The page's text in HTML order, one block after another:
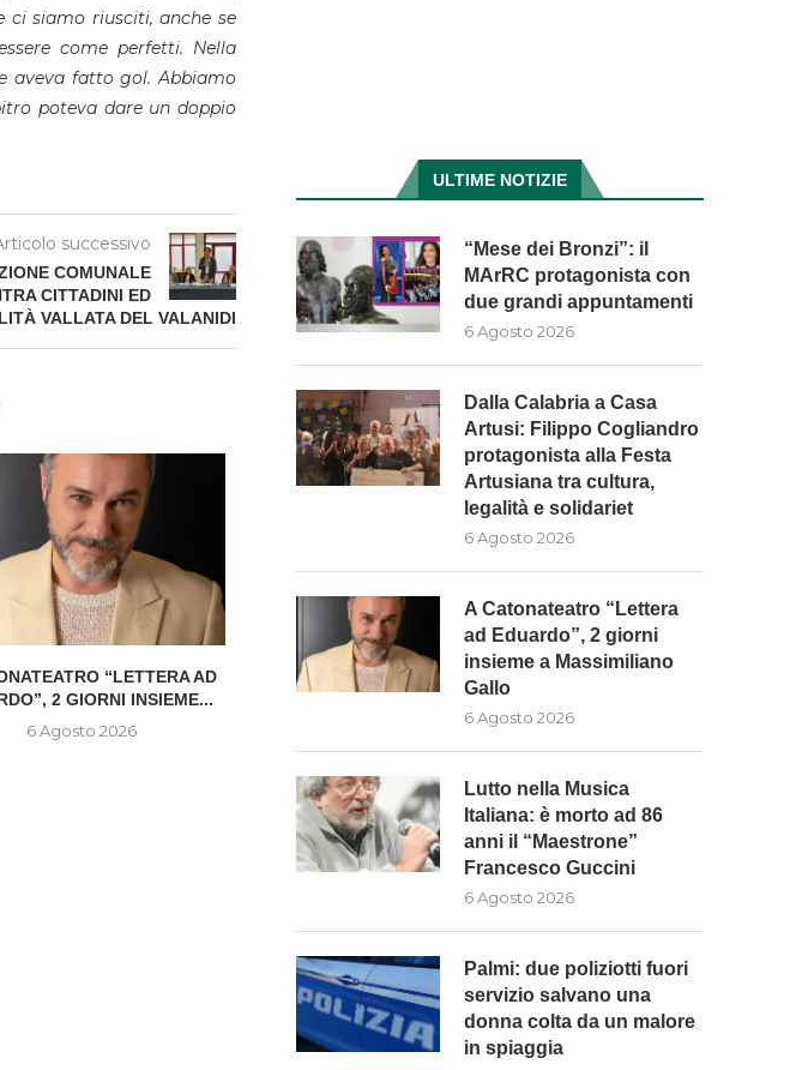
ci siamo riusciti, anche se
come perfetti. Nella
aveva fatto gol. Abbiamo
poteva dare un doppio
successivo
COMUNALE
CITTADINI ED
VALLATA DEL VALANIDI
“LETTERA AD
2 GIORNI INSIEME...
6 Agosto 2026
LUTTO NELLA MUSICA ITALIANA:
ULTIME NOTIZIE
“Mese dei Bronzi”: il
MArRC protagonista con
due grandi appuntamenti
6 Agosto 2026
Dalla Calabria a Casa
Artusi: Filippo Cogliandro
protagonista alla Festa
Artusiana tra cultura,
legalità e solidariet
6 Agosto 2026
A Catonateatro “Lettera
ad Eduardo”, 2 giorni
insieme a Massimiliano
Gallo
6 Agosto 2026
Lutto nella Musica
Italiana: è morto ad 86
anni il “Maestrone”
Francesco Guccini
6 Agosto 2026
Palmi: due poliziotti fuori
servizio salvano una
donna colta da un malore
in spiaggia